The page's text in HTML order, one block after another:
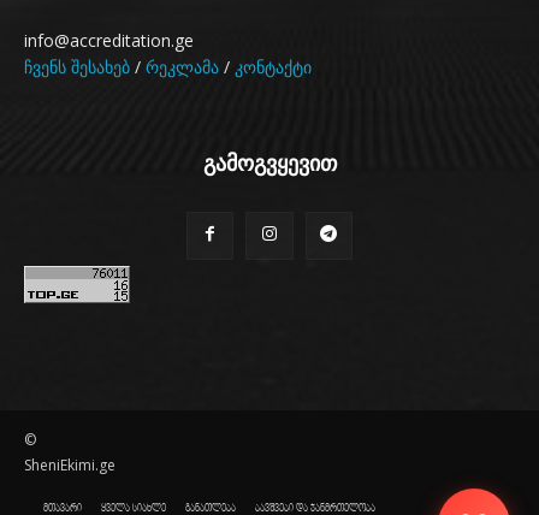
info@accreditation.ge
ჩვენს შესახებ / რეკლამა / კონტაქტი
გამოგვყევით
©
SheniEkimi.ge
მთავარი ყველა სიახლე განათლება ბავშვები და ჯანმრთელობა